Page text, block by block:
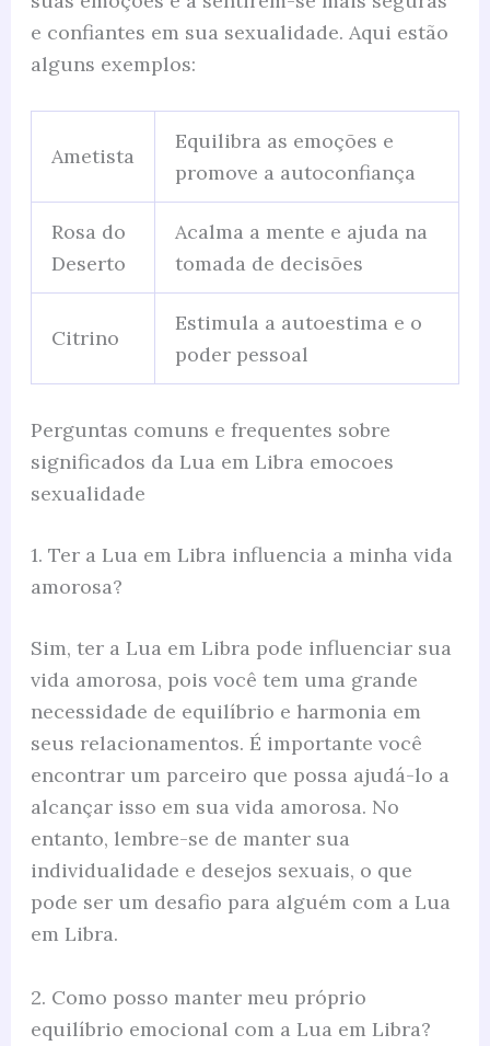
e confiantes em sua sexualidade. Aqui estão
alguns exemplos:
Ametista
Equilibra as emoções e
promove a autoconfiança
Rosa do
Deserto
Acalma a mente e ajuda na
tomada de decisões
Citrino
Estimula a autoestima e o
poder pessoal
Perguntas comuns e frequentes sobre
significados da Lua em Libra emocoes
sexualidade
1. Ter a Lua em Libra influencia a minha vida
amorosa?
Sim, ter a Lua em Libra pode influenciar sua
vida amorosa, pois você tem uma grande
necessidade de equilíbrio e harmonia em
seus relacionamentos. É importante você
encontrar um parceiro que possa ajudá-lo a
alcançar isso em sua vida amorosa. No
entanto, lembre-se de manter sua
individualidade e desejos sexuais, o que
pode ser um desafio para alguém com a Lua
em Libra.
2. Como posso manter meu próprio
equilíbrio emocional com a Lua em Libra?